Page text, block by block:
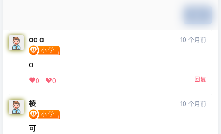
aa a 10 个月前
a
0 0 回复
棱 10 个月前
可